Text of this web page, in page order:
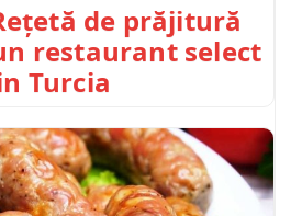
de prăjitură
restaurant select
Turcia